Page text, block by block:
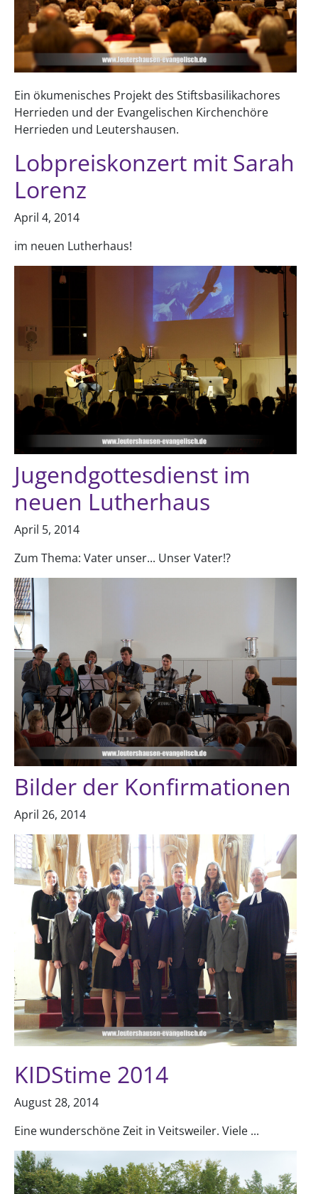
Ein ökumenisches Projekt des Stiftsbasilikachores
Herrieden und der Evangelischen Kirchenchöre
Herrieden und Leutershausen.
Lobpreiskonzert mit Sarah
Lorenz
April 4, 2014
im neuen Lutherhaus!
Jugendgottesdienst im
neuen Lutherhaus
April 5, 2014
Zum Thema: Vater unser... Unser Vater!?
Bilder der Konfirmationen
April 26, 2014
KIDStime 2014
August 28, 2014
Eine wunderschöne Zeit in Veitsweiler. Viele ...